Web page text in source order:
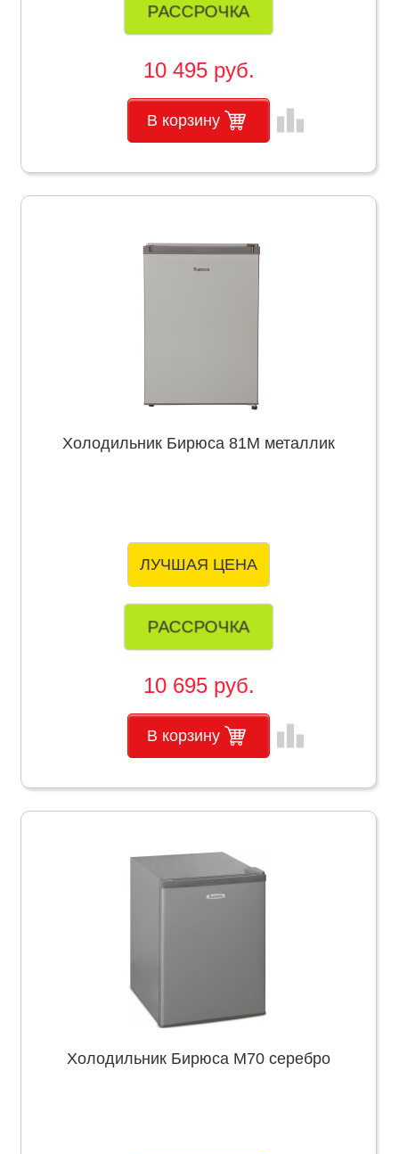
РАССРОЧКА
10 495 руб.
В корзину leaderboard
Холодильник Бирюса 81M металлик
ЛУЧШАЯ ЦЕНА
РАССРОЧКА
10 695 руб.
В корзину leaderboard
Холодильник Бирюса М70 серебро